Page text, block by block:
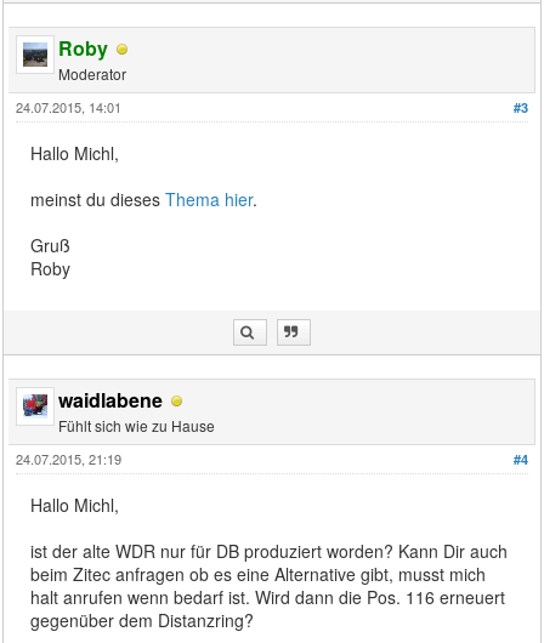
Roby
Moderator
#3
24.07.2015, 14:01
Hallo Michl,
meinst du diesesThema hier.
Gruß
Roby
waidlabene
Fühlt sich wie zu Hause
#4
24.07.2015, 21:19
Hallo Michl,
ist der alte WDR nur für DB produziert worden? Kann Dir auch
beim Zitec anfragen ob es eine Alternative gibt, musst mich
halt anrufen wenn bedarf ist. Wird dann die Pos. 116 erneuert
gegenüber dem Distanzring?